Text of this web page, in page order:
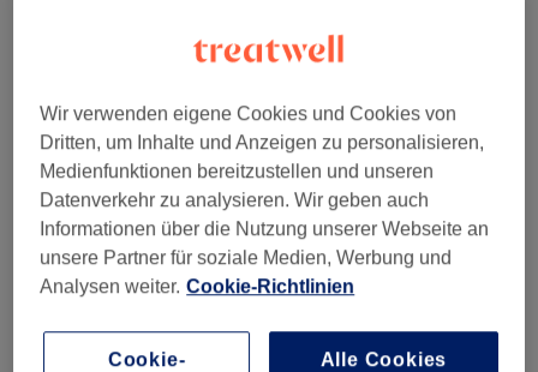
Details anzeigen
unten
1 Std. 30 Min.Details anzeigen
Auswählen
Nicht gefunden wonach du gesucht hast?
Alle Services
Permanent Make-Up (9) ab 90 €
Wir verwenden eigene Cookies und Cookies von
Dritten, um Inhalte und Anzeigen zu personalisieren,
Medienfunktionen bereitzustellen und unseren
Datenverkehr zu analysieren. Wir geben auch
Informationen über die Nutzung unserer Webseite an
unsere Partner für soziale Medien, Werbung und
Analysen weiter. Cookie-Richtlinien
Alle Cookies
Cookie-